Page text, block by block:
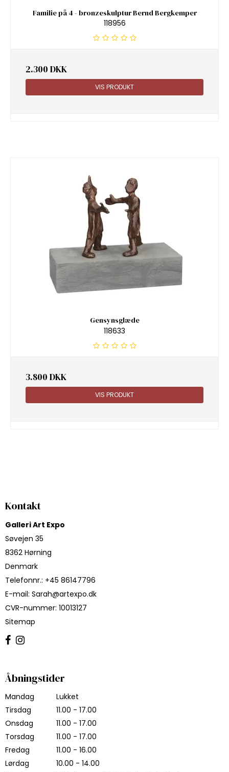
Familie på 4 - bronzeskulptur Bernd Bergkemper
118956
2.300 DKK
VIS PRODUKT
Gensynsglæde
118633
3.800 DKK
VIS PRODUKT
Kontakt
Galleri Art Expo
Søvejen 35
8362 Hørning
Denmark
Telefonnr.: +45 86147796
E-mail: Sarah@artexpo.dk
CVR-nummer: 10013127
Sitemap
Åbningstider
Mandag
Lukket
Tirsdag
11.00 - 17.00
Onsdag
11.00 - 17.00
Torsdag
11.00 - 17.00
Fredag
11.00 - 16.00
Lørdag
10.00 - 14.00